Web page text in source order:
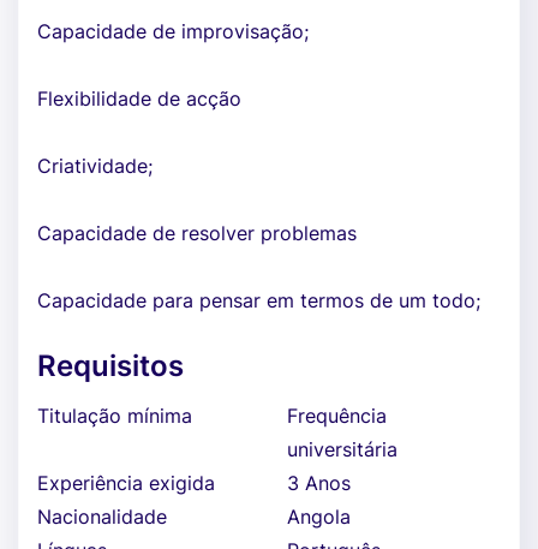
Capacidade de improvisação;
Flexibilidade de acção
Criatividade;
Capacidade de resolver problemas
Capacidade para pensar em termos de um todo;
Requisitos
Titulação mínima
Frequência
universitária
Experiência exigida
3 Anos
Nacionalidade
Angola